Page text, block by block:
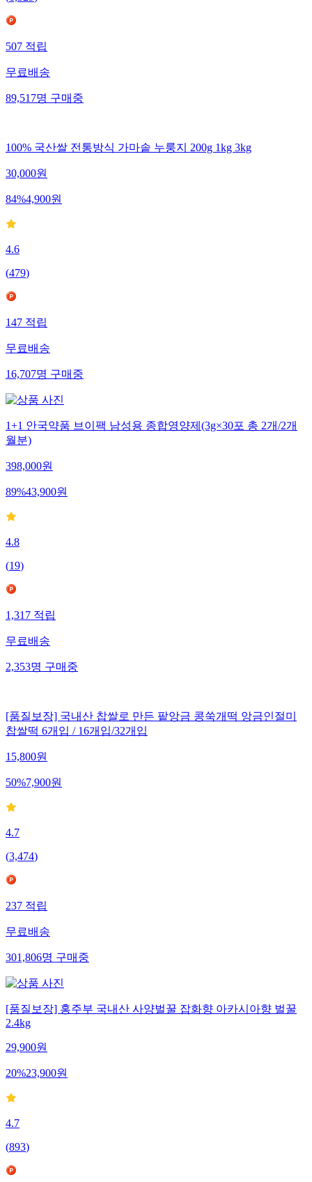
507적립
무료배송
89,517명구매중
100% 국산쌀 전통방식 가마솥 누룽지 200g 1kg 3kg
30,000원
84%4,900원
4.6
(479)
147적립
무료배송
16,707명구매중
1+1 안국약품 브이팩 남성용 종합영양제(3g×30포 총 2개/2개
월분)
398,000원
89%43,900원
4.8
(19)
1,317적립
무료배송
2,353명구매중
[품질보장] 국내산 찹쌀로 만든 팥앙금 콩쑥개떡 앙금인절미
찹쌀떡 6개입 / 16개입/32개입
15,800원
50%7,900원
4.7
(3,474)
237적립
무료배송
301,806명구매중
[품질보장] 홍주부 국내산 사양벌꿀 잡화향 아카시아향 벌꿀
2.4kg
29,900원
20%23,900원
4.7
(893)